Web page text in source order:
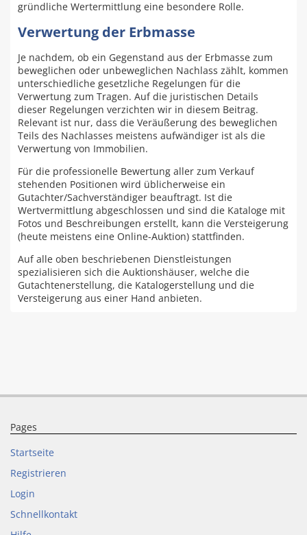
gründliche Wertermittlung eine besondere Rolle.
Verwertung der Erbmasse
Je nachdem, ob ein Gegenstand aus der Erbmasse zum
beweglichen oder unbeweglichen Nachlass zählt, kommen
unterschiedliche gesetzliche Regelungen für die
Verwertung zum Tragen. Auf die juristischen Details
dieser Regelungen verzichten wir in diesem Beitrag.
Relevant ist nur, dass die Veräußerung des beweglichen
Teils des Nachlasses meistens aufwändiger ist als die
Verwertung von Immobilien.
Für die professionelle Bewertung aller zum Verkauf
stehenden Positionen wird üblicherweise ein
Gutachter/Sachverständiger beauftragt. Ist die
Wertvermittlung abgeschlossen und sind die Kataloge mit
Fotos und Beschreibungen erstellt, kann die Versteigerung
(heute meistens eine Online-Auktion) stattfinden.
Auf alle oben beschriebenen Dienstleistungen
spezialisieren sich die Auktionshäuser, welche die
Gutachtenerstellung, die Katalogerstellung und die
Versteigerung aus einer Hand anbieten.
Pages
Startseite
Registrieren
Login
Schnellkontakt